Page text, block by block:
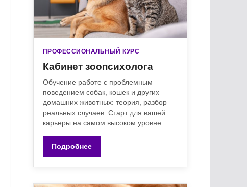
ПРОФЕССИОНАЛЬНЫЙ КУРС
Кабинет зоопсихолога
Обучение работе с проблемным
поведением собак, кошек и других
домашних животных: теория, разбор
реальных случаев. Старт для вашей
карьеры на самом высоком уровне.
Подробнее